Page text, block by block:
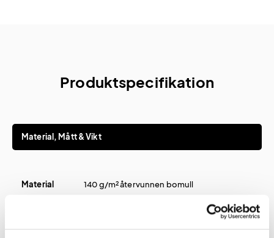
Produktspecifikation
Material, Mått & Vikt
Material 140 g/m² återvunnen bomull